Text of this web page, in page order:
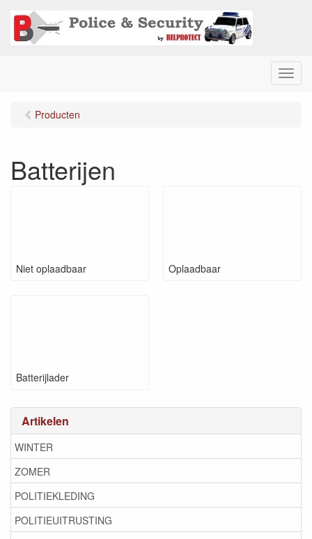
M
e
Artikelen
WINTER
ZOMER
POLITIEKLEDING
POLITIEUITRUSTING
Producten
Batterijen
Niet oplaadbaar Oplaadbaar
Batterijlader